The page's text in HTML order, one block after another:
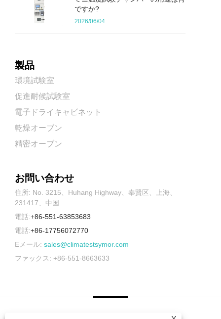
ですか?
2026/06/04
製品
環境試験室
促進耐候試験室
電子ドライキャビネット
乾燥オーブン
精密オーブン
お問い合わせ
住所: No. 3215、Huhang Highway、奉賢区、上海、
231417、中国
電話:+86-551-63853683
電話:+86-17756072770
Eメール: sales@climatestsymor.com
ファックス: +86-551-8663633